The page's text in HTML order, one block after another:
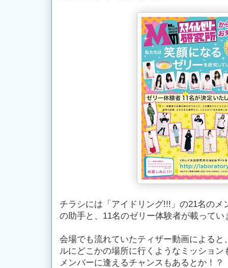
チラシには「アイドリング!!!」の21名のメ
の助手と、11名のゼリー体験者が載ってい
会場でも流れていたティザー動画によると
ルにどこかの場所に行くようなミッショ
メンバーに逢えるチャンスもあるとか！？